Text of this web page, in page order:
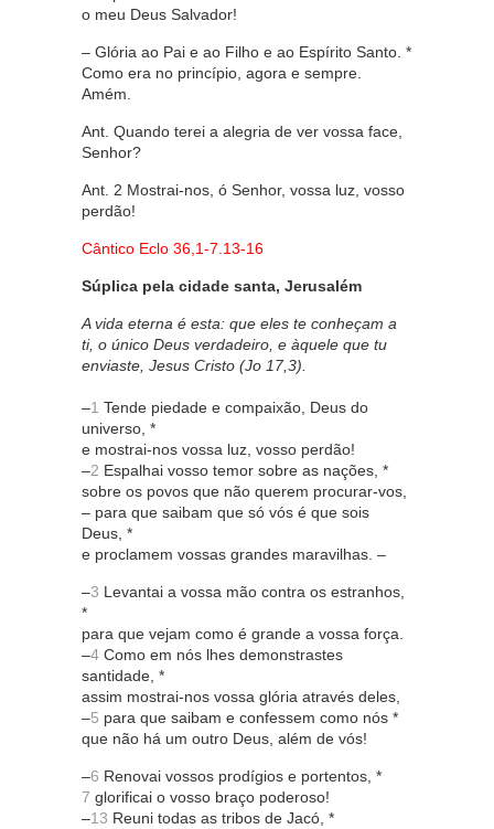
o meu Deus Salvador!
– Glória ao Pai e ao Filho e ao Espírito Santo. *
Como era no princípio, agora e sempre.
Amém.
Ant. Quando terei a alegria de ver vossa face,
Senhor?
Ant. 2 Mostrai-nos, ó Senhor, vossa luz, vosso
perdão!
Cântico Eclo 36,1-7.13-16
Súplica pela cidade santa, Jerusalém
A vida eterna é esta: que eles te conheçam a
ti, o único Deus verdadeiro, e àquele que tu
enviaste, Jesus Cristo (Jo 17,3).
–1 Tende piedade e compaixão, Deus do
universo, *
e mostrai-nos vossa luz, vosso perdão!
–2 Espalhai vosso temor sobre as nações, *
sobre os povos que não querem procurar-vos,
– para que saibam que só vós é que sois
Deus, *
e proclamem vossas grandes maravilhas. –
–3 Levantai a vossa mão contra os estranhos,
*
para que vejam como é grande a vossa força.
–4 Como em nós lhes demonstrastes
santidade, *
assim mostrai-nos vossa glória através deles,
–5 para que saibam e confessem como nós *
que não há um outro Deus, além de vós!
–6 Renovai vossos prodígios e portentos, *
7 glorificai o vosso braço poderoso!
–13 Reuni todas as tribos de Jacó, *